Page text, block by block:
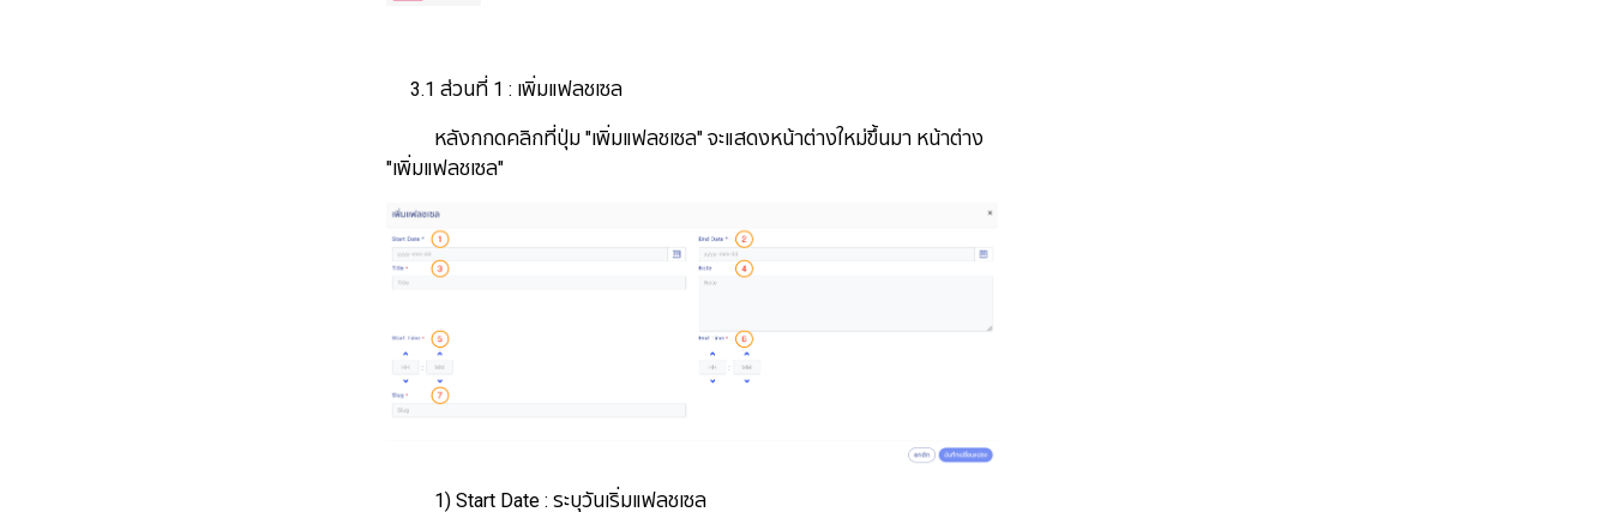
3.1 ส่วนที่ 1 : เพิ่มแฟลชเซล
หลังกกดคลิกที่ปุ่ม "เพิ่มแฟลชเซล" จะแสดงหน้าต่างใหม่ขึ้นมา หน้าต่าง
"เพิ่มแฟลชเซล"
1) Start Date : ระบุวันเริ่มแฟลชเซล